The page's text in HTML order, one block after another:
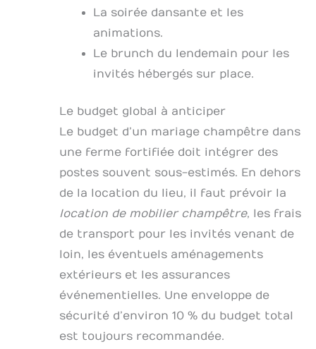
La soirée dansante et les
animations.
Le brunch du lendemain pour les
invités hébergés sur place.
Le budget global à anticiper
Le budget d’un mariage champêtre dans
une ferme fortifiée doit intégrer des
postes souvent sous-estimés. En dehors
de la location du lieu, il faut prévoir la
location de mobilier champêtre, les frais
de transport pour les invités venant de
loin, les éventuels aménagements
extérieurs et les assurances
événementielles. Une enveloppe de
sécurité d’environ 10 % du budget total
est toujours recommandée.